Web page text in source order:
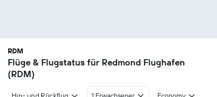
RDM
Flüge & Flugstatus für Redmond Flughafen
(RDM)